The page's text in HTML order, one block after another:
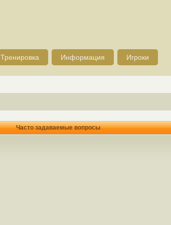
Тренировка Информация Игроки
Часто задаваемые вопросы